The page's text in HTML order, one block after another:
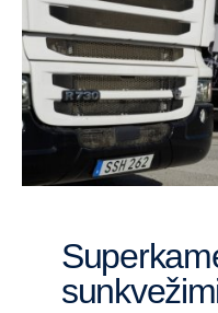
Superkame EURO V-VI